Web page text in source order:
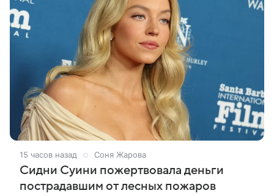
15 часов назад Соня Жарова
Сидни Суини пожертвовала деньги
пострадавшим от лесных пожаров